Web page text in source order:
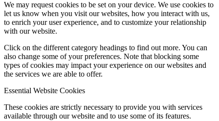
We may request cookies to be set on your device. We use cookies to
let us know when you visit our websites, how you interact with us,
to enrich your user experience, and to customize your relationship
with our website.
Click on the different category headings to find out more. You can
also change some of your preferences. Note that blocking some
types of cookies may impact your experience on our websites and
the services we are able to offer.
Essential Website Cookies
These cookies are strictly necessary to provide you with services
available through our website and to use some of its features.